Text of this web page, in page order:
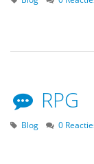
RPG
Blog 0